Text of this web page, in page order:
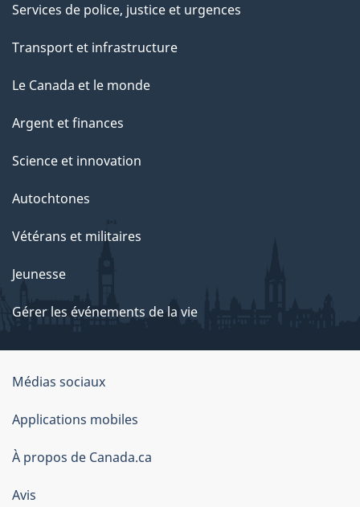
Services de police, justice et urgences
Transport et infrastructure
Le Canada et le monde
Argent et finances
Science et innovation
Autochtones
Vétérans et militaires
Jeunesse
Gérer les événements de la vie
Organisation
du
gouvernement
du
Canada
Médias sociaux
Applications mobiles
À propos de Canada.ca
Avis